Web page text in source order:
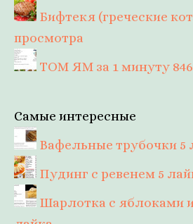
Бифтекя (греческие
просмотра
ТОМ ЯМ за 1 минуту
Самые интересные
Вафельные трубочки 5
Пудинг с ревенем 5
Шарлотка с яблоками